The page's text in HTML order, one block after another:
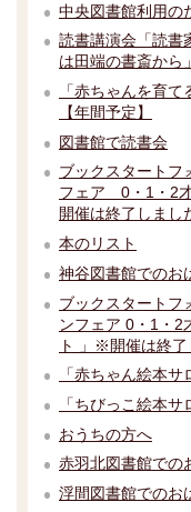
中央図書館利用の
読書講演会「読書
は田端の書斎から」
「赤ちゃんを育
【年間予定】
図書館で読書会
ブックスタート
フェア 0・1・2
開催は終了しまし
本のリスト
神谷図書館でのお
ブックスタート
ンフェア 0・1・
ト 」※開催は終了
「赤ちゃん絵本
「ちびっこ絵本
おうちの方へ
赤羽北図書館での
浮間図書館でのお